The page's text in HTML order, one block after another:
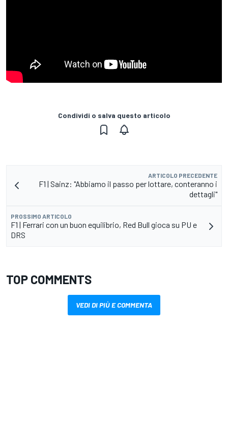
Condividi o salva questo articolo
ARTICOLO PRECEDENTE
F1 | Sainz: "Abbiamo il passo per lottare, conteranno i
dettagli"
PROSSIMO ARTICOLO
F1 | Ferrari con un buon equilibrio, Red Bull gioca su PU e
DRS
TOP COMMENTS
VEDI DI PIÙ E COMMENTA